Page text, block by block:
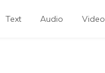
Text Audio Video